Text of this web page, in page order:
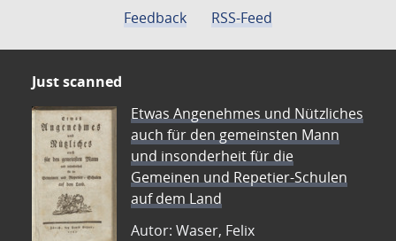
Feedback
RSS-Feed
Just scanned
Etwas Angenehmes und Nützliches
auch für den gemeinsten Mann
und insonderheit für die
Gemeinen und Repetier-Schulen
auf dem Land
Autor: Waser, Felix